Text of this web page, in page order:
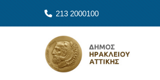
213 2000100